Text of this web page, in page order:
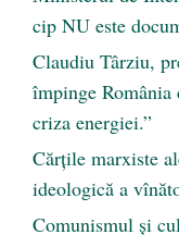
cip NU este
Claudiu Târziu,
împinge
criza energiei.”
Cărţile marxiste
ideologică a
Comunismul şi